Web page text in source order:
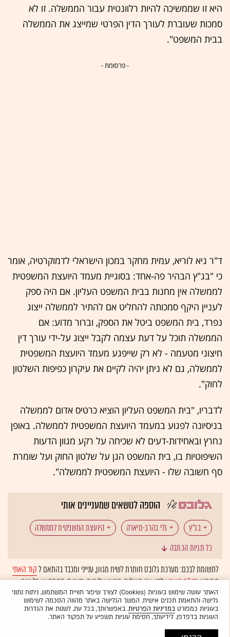
היא זו שממשיכה להיות רלוונטית עבור הממשלה. זו לא
סמכות שעוברת לעורך הדין הפרטי שמייצג את הממשלה
בבית המשפט".
- פרסומת -
ד"ר גיא לוריא, עמית מחקר במכון הישראלי לדמוקרטיה, אומר
כי "בג"ץ הבהיר פה-אחד: בסוגיית מעמד היועצת המשפטית
לממשלה אין מחנות בבית המשפט העליון. אם היה ספק
לעניין היקף סמכותה להחליט אם להתיר לממשלה ייצוג
נפרד, בית המשפט ביטל את הספק, וברור מדוע: אם
הממשלה תוכל על דעת עצמה לקבל ייצוג על-ידי עורך דין
חיצוני מטעמה - לא רק שייפגע מעמד היועצת המשפטית
לממשלה, גם לא ניתן יהיה לקיים את עיקרון כפיפות השלטון
לחוק".
לדבריו, "בית המשפט העליון הוציא כרטיס אדום לממשלה
בניסיונה לפגוע במעמד היועצת המשפטית לממשלה. באופן
נחרץ ובאחידות-דעים לא שכיחה על רקע מגוון הדעות
השיפוטיות בו, בית המשפט הגן על שלטון החוק ועל שומרת
סף חשובה שלו - היועצת המשפטית לממשלה".
הוספה לנושאים שמעניינים אותי
בג"ץ גלי בהרב-מיארה היועצת המשפטית לממשלה
כל תגיות הכתבה
לתשומת לבכם: מערכת גלובס חותרת לשיח מגוון, ענייני ומכבד בהתאם לקוד האתי
המופיעבדו"ח האמוןלפיו אנו פועלים. ביטויי אלימות, גזענות, הסתה או כל שיח
בלתי הולם אחר מסוננים בצורהאוטומטיתולא יפורסמו באתר.
האתר עושה שימוש בעוגיות (Cookies) לצורך שיפור חוויית המשתמש, ניתוח נתוני
גלישה והתאמת תכנים אישית. המשך הגלישה באתר מהווה הסכמה לשימוש
בעוגיות כמפורטבמדיניות הפרטיות. באפשרותך, בכל עת, לשנות את הגדרות
העוגיות בדפדפן. לידיעתך, חסימת עוגיות תשפיע על תפקוד האתר.